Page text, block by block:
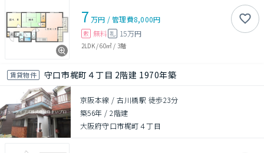
7 万円 /管理費8,000円
敷 無料 礼 15万円
2LDK/60㎡ / 3階
賃貸物件 守口市梶町４丁目 2階建 1970年築
京阪本線 / 古川橋駅 徒歩23分
築56年 /2階建
大阪府守口市梶町４丁目